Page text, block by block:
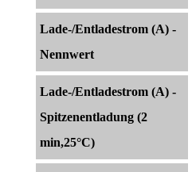
Lade-/Entladestrom (A) -
Nennwert
Lade-/Entladestrom (A) -
Spitzenentladung (2
min,25°C)